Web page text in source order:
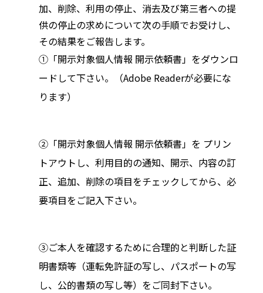
加、削除、利用の停止、消去及び第三者への提
供の停止の求めについて次の手順でお受けし、
その結果をご報告します。
①「開示対象個人情報 開示依頼書」 をダウンロ
ードして下さい。（Adobe Readerが必要にな
ります）
②「開示対象個人情報 開示依頼書」を プリン
トアウトし、利用目的の通知、開示、内容の訂
正、追加、削除の項目をチェックしてから、必
要項目をご記入下さい。
③ご本人を確認するために合理的と判断した証
明書類等（運転免許証の写し、パスポートの写
し、公的書類の写し等）をご同封下さい。